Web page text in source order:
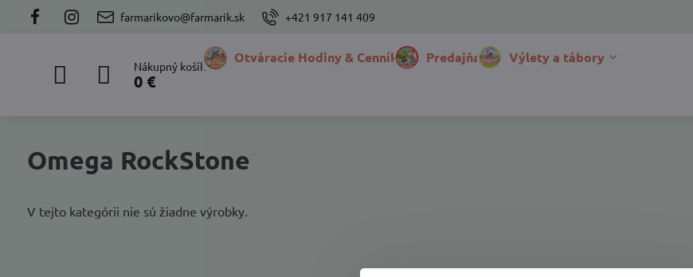
farmarikovo@farmarik.sk +421 917 141 409
Nákupný košík
0 €
Otváracie Hodiny & Cenník Predajňa Výlety a tábory
Omega RockStone
V tejto kategórii nie sú žiadne výrobky.